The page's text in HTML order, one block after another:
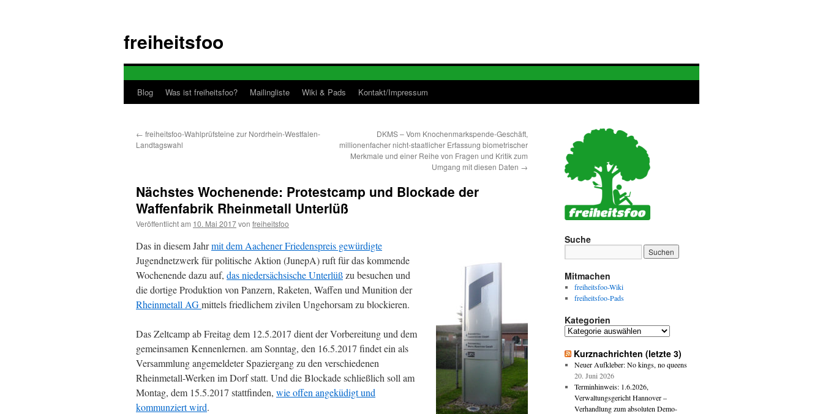
springen
freiheitsfoo
Blog Was ist freiheitsfoo? Mailingliste Wiki & Pads Kontakt/Impressum
← freiheitsfoo-Wahlprüfsteine zur Nordrhein-Westfalen-
Landtagswahl
DKMS – Vom Knochenmarkspende-Geschäft,
millionenfacher nicht-staatlicher Erfassung biometrischer
Merkmale und einer Reihe von Fragen und Kritik zum
Umgang mit diesen Daten →
Nächstes Wochenende: Protestcamp und Blockade der
Waffenfabrik Rheinmetall Unterlüß
Veröffentlicht am 10. Mai 2017von freiheitsfoo
Das in diesem Jahrmit dem Aachener Friedenspreis gewürdigte
Jugendnetzwerk für politische Aktion (JunepA) ruft für das kommende
Wochenende dazu auf, das niedersächsische Unterlüßzu besuchen und
die dortige Produktion von Panzern, Raketen, Waffen und Munition der
Rheinmetall AGmittels friedlichem zivilen Ungehorsam zu blockieren.
Das Zeltcamp ab Freitag dem 12.5.2017 dient der Vorbereitung und dem
gemeinsamen Kennenlernen. am Sonntag, den 16.5.2017 findet ein als
Versammlung angemeldeter Spaziergang zu den verschiedenen
Rheinmetall-Werken im Dorf statt. Und die Blockade schließlich soll am
Montag, dem 15.5.2017 stattfinden, wie offen angeküdigt und
kommunziert wird.
Suche
Mitmachen
freiheitsfoo-Wiki
freiheitsfoo-Pads
Kategorien
Kategorien
Kurznachrichten (letzte 3)
Neuer Aufkleber: No kings, no queens
20. Juni 2026
Terminhinweis: 1.6.2026,
Verwaltungsgericht Hannover –
Verhandlung zum absoluten Demo-